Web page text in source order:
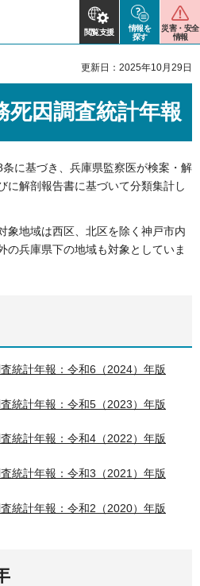
閲覧支援
情報を
探す
災害・安全
情報
更新日：2025年10月29日
死因調査統計年報
に基づき、兵庫県監察医が検案・解
に解剖報告書に基づいて分類集計し
象地域は西区、北区を除く神戸市内
の兵庫県下の地域も対象としていま
統計年報：令和6（2024）年版
統計年報：令和5（2023）年版
統計年報：令和4（2022）年版
統計年報：令和3（2021）年版
統計年報：令和2（2020）年版